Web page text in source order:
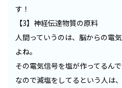
す！
【3】神経伝達物質の原料
人間っていうのは、脳からの電
よね。
その電気信号を塩が作ってるんで
なので減塩をしてるという人は